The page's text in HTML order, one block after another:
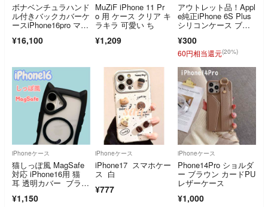
ボナベンチュラハンド
ル付きバックカバーケ
ースiPhone16pro マー
¥16,100
MuZiF iPhone 11 Pr
o 用 ケース クリア キ
ラキラ 可愛い ち
¥1,209
アウトレット品！Appl
e純正iPhone 6S Plus
シリコンケース ブル
¥300
60円相当還元(20%)
iPhoneケース
猫しっぽ風 MagSafe
対応 iPhone16用 猫
耳 透明カバー ブラッ
¥1,150
iPhoneケース
iPhone17 スマホケー
ス 白
¥777
iPhoneケース
Phone14Pro ショルダ
ー ブラウン カードPU
レザーケース
¥1,000